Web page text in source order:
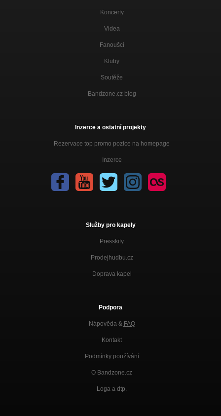
Koncerty
Videa
Fanoušci
Kluby
Soutěže
Bandzone.cz blog
Inzerce a ostatní projekty
Rezervace top promo pozice na homepage
Inzerce
Služby pro kapely
Presskity
Prodejhudbu.cz
Doprava kapel
Podpora
Nápověda & FAQ
Kontakt
Podmínky používání
O Bandzone.cz
Loga a dtp.